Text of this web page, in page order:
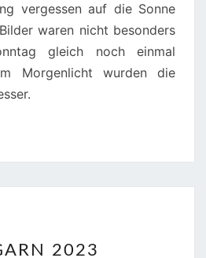
vergessen auf die Sonne
waren nicht besonders
gleich noch einmal
Morgenlicht wurden die
20232023